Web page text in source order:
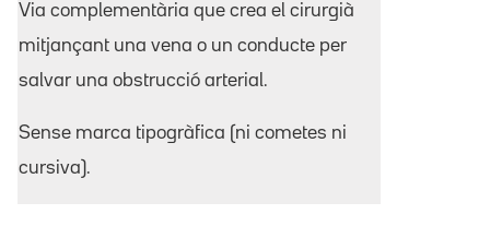
Via complementària que crea el cirurgià
mitjançant una vena o un conducte per
salvar una obstrucció arterial.
Sense marca tipogràfica (ni cometes ni
cursiva).